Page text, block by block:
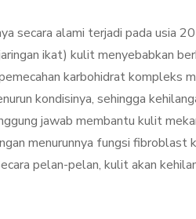
secara alami terjadi pada usia
ikat) kulit menyebabkan
karbohidrat kompleks
kondisinya, sehingga
jawab membantu kulit
menurunnya fungsi fibroblast
pelan-pelan, kulit akan
Terjadi